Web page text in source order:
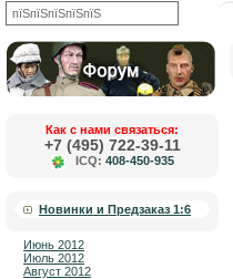
Как с нами связаться:
+7 (495) 722-39-11
ICQ: 408-450-935
Новинки и Предзаказ 1:6
Июнь 2012
Июль 2012
Август 2012